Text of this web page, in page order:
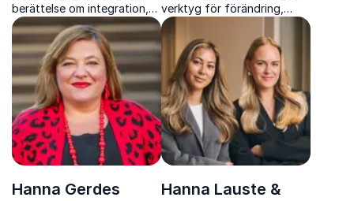
berättelse om integration,
identitet och vägen till
tillhörighet i Sverige
verktyg för förändring,
innovation och strategiska
partnerskap som tar
organisationer vidare
Hanna Gerdes
Hanna Lauste &